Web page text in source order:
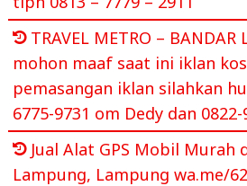
TRAVEL METRO – BANDAR
mohon maaf saat ini iklan
pemasangan iklan silahkan
6775-9731 om Dedy dan 0822-
Jual Alat GPS Mobil Murah
Lampung, Lampung wa.me/